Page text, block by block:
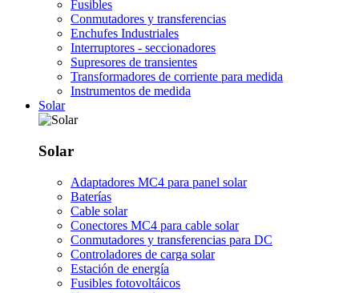
Fusibles
Conmutadores y transferencias
Enchufes Industriales
Interruptores - seccionadores
Supresores de transientes
Transformadores de corriente para medida
Instrumentos de medida
Solar
Solar
Adaptadores MC4 para panel solar
Baterías
Cable solar
Conectores MC4 para cable solar
Conmutadores y transferencias para DC
Controladores de carga solar
Estación de energía
Fusibles fotovoltáicos